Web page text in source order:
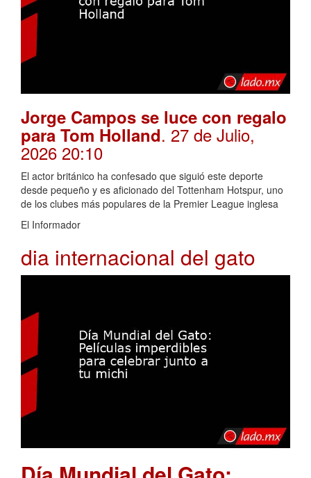
Jorge Campos se luce con regalo
para Tom Holland. 27 de Julio,
2026 20:10
El actor británico ha confesado que siguió este deporte
desde pequeño y es aficionado del Tottenham Hotspur, uno
de los clubes más populares de la Premier League inglesa
El Informador
dia internacional del gato